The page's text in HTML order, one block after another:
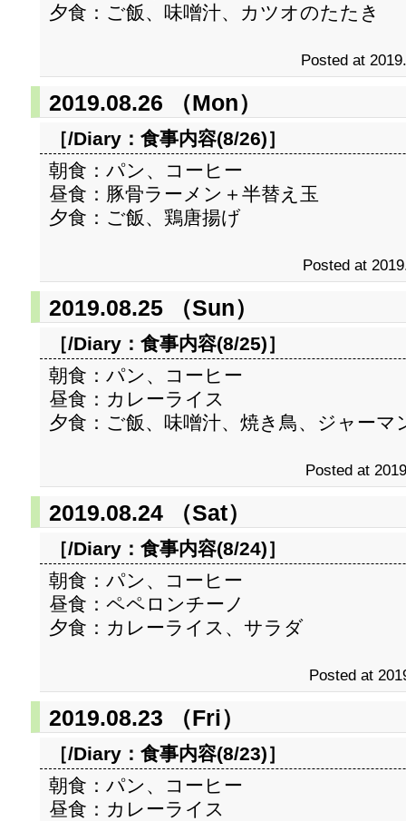
夕食：ご飯、味噌汁、カツオのたたき
Posted at
2019.08.26 （Mon）
［/Diary： 食事内容(8/26)］
朝食：パン、コーヒー
昼食：豚骨ラーメン＋半替え玉
夕食：ご飯、鶏唐揚げ
Posted at
2019.08.25 （Sun）
［/Diary： 食事内容(8/25)］
朝食：パン、コーヒー
昼食：カレーライス
夕食：ご飯、味噌汁、焼き鳥、ジャーマ
Posted at
2019.08.24 （Sat）
［/Diary： 食事内容(8/24)］
朝食：パン、コーヒー
昼食：ペペロンチーノ
夕食：カレーライス、サラダ
Posted at
2019.08.23 （Fri）
［/Diary： 食事内容(8/23)］
朝食：パン、コーヒー
昼食：カレーライス